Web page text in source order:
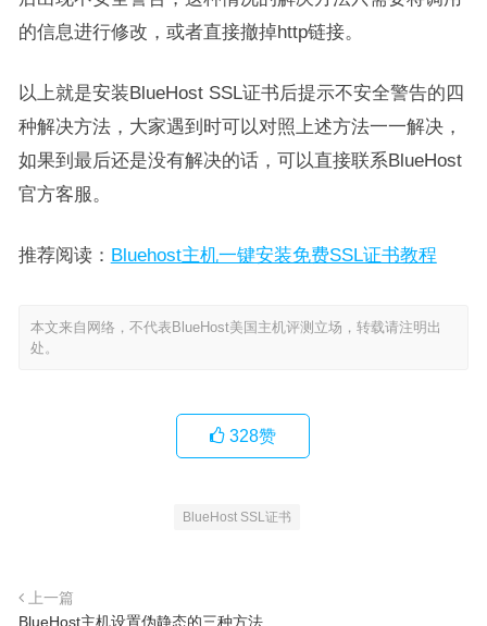
的信息进行修改，或者直接撤掉http链接。
以上就是安装BlueHost SSL证书后提示不安全警告的四
种解决方法，大家遇到时可以对照上述方法一一解决，
如果到最后还是没有解决的话，可以直接联系BlueHost
官方客服。
推荐阅读： Bluehost主机一键安装免费SSL证书教程
本文来自网络，不代表BlueHost美国主机评测立场，转载请注明出
处。
328赞
BlueHost SSL证书
上一篇
BlueHost主机设置伪静态的三种方法